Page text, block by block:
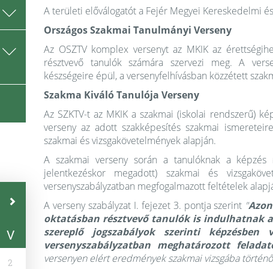
V
2
A területi előválogatót a Fejér Megyei Kereskedelmi
Országos Szakmai Tanulmányi Verseny
Az OSZTV komplex versenyt az MKIK az
résztvevő tanulók számára szervezi meg. A
készségeire épül, a versenyfelhívásban közzétett
Szakma Kiváló Tanulója Verseny
Az SZKTV-t az MKIK a szakmai (iskolai rendszerű)
verseny az adott szakképesítés szakmai
szakmai és vizsgakövetelmények alapján.
A szakmai verseny során a tanulóknak a
jelentkezéskor megadott) szakmai és
versenyszabályzatban megfogalmazott feltételek
A verseny szabályzat I. fejezet 3. pontja szerint "
oktatásban résztvevő tanulók is indulhatnak
szereplő jogszabályok szerinti
versenyszabályzatban meghatározott
versenyen elért eredmények szakmai vizsgába